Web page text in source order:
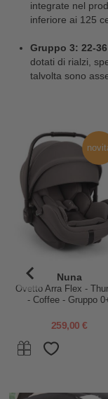
integrate nel
inferiore ai 125
Gruppo 3: 22-
dotati di rialzi,
talvolta sono
Nuna
Ovetto Arra Flex -
- Coffee - Gruppo
259,00 €